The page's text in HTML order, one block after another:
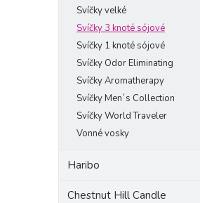
Svíčky velké
Svíčky 3 knoté sójové
Svíčky 1 knoté sójové
Svíčky Odor Eliminating
Svíčky Aromatherapy
Svíčky Men´s Collection
Svíčky World Traveler
Vonné vosky
Haribo
Chestnut Hill Candle